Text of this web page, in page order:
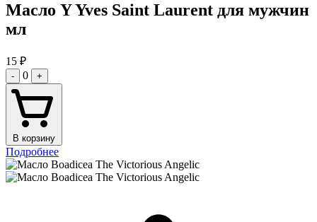
Масло Y Yves Saint Laurent для мужчин
мл
15 ₽
- 0 +
В корзину
Подробнее